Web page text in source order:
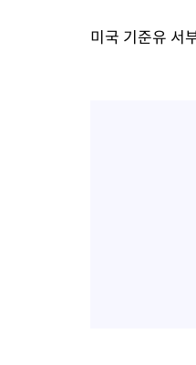
미국 기준유 서